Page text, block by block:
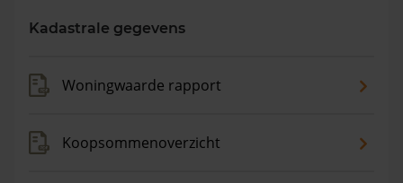
Kadastrale gegevens
Woningwaarde rapport
Koopsommenoverzicht